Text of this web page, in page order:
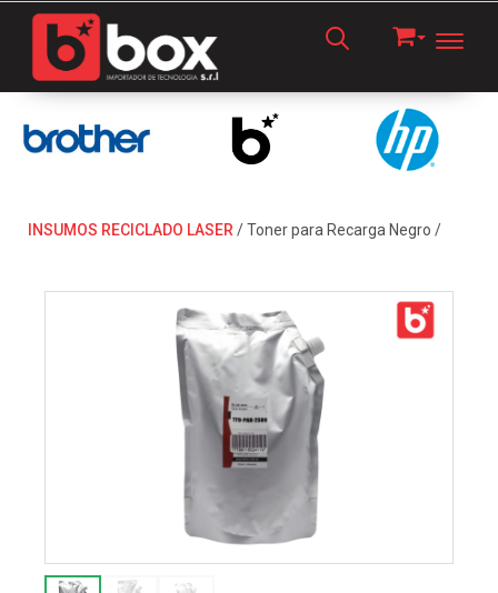
INSUMOS RECICLADO LASER/Toner para Recarga Negro /